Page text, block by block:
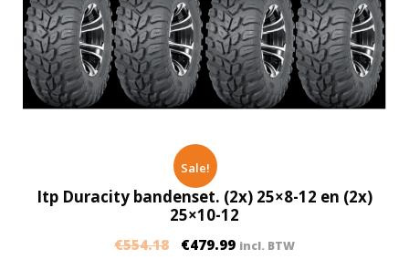
Sale!
Itp Duracity bandenset. (2x) 25×8-12 en (2x)
25×10-12
€554.18 €479.99 incl. BTW